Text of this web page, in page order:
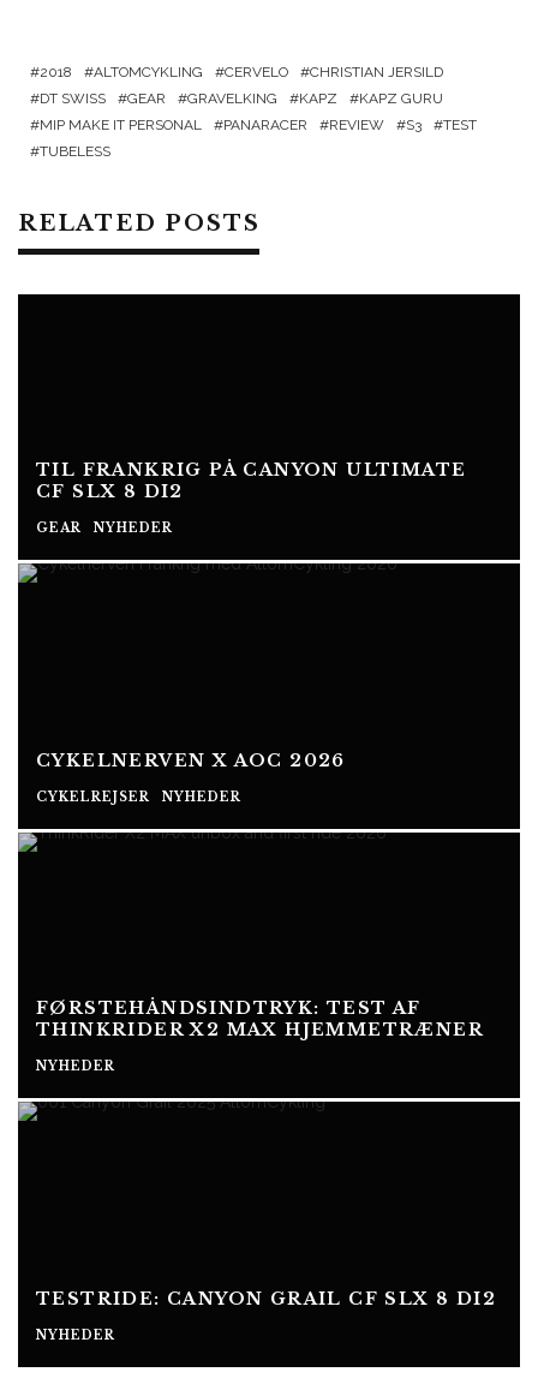
2018 ALTOMCYKLING CERVELO
CHRISTIAN JERSILD
DT SWISS
GEAR GRAVELKING KAPZ
KAPZ GURU
MIP MAKE IT PERSONAL
PANARACER REVIEW S3
TEST
TUBELESS
RELATED POSTS
TIL FRANKRIG PÅ CANYON ULTIMATE
CF SLX 8 DI2
GEAR NYHEDER
CYKELNERVEN X AOC 2026
CYKELREJSER NYHEDER
FØRSTEHÅNDSINDTRYK: TEST AF
THINKRIDER X2 MAX HJEMMETRÆNER
NYHEDER
TESTRIDE: CANYON GRAIL CF SLX 8 DI2
NYHEDER